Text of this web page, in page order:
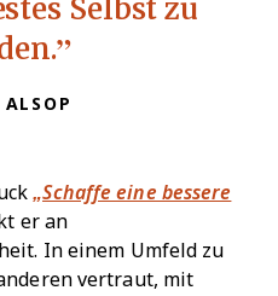
„Schaffe eine bessere
er an
In einem Umfeld zu
vertraut, mit